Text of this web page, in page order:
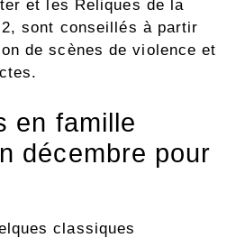
et les Reliques de la
sont conseillés à partir
de scènes de violence et
en famille
décembre pour
classiques